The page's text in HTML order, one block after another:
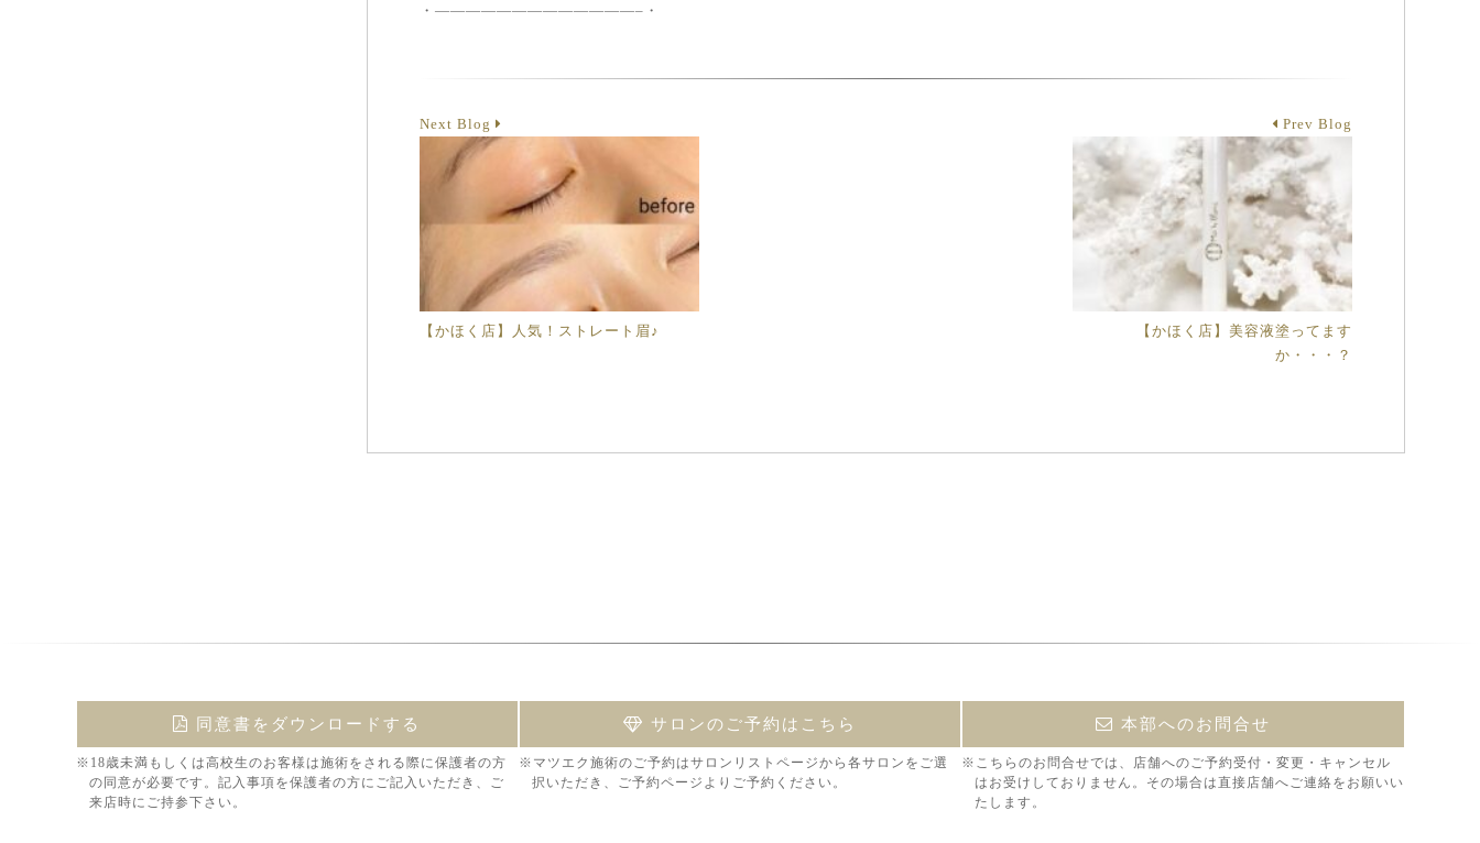
・—————————————–・
Prev Blog
【かほく店】美容液塗ってます
か・・・？
Next Blog
【かほく店】人気！ストレート眉♪
同意書をダウンロードする
※18歳未満もしくは高校生のお客様は施術をされる際に保護者の方
の同意が必要です。記入事項を保護者の方にご記入いただき、ご
来店時にご持参下さい。
サロンのご予約はこちら
※マツエク施術のご予約はサロンリストページから各サロンをご選
択いただき、ご予約ページよりご予約ください。
本部へのお問合せ
※こちらのお問合せでは、店舗へのご予約受付・変更・キャンセル
はお受けしておりません。その場合は直接店舗へご連絡をお願いい
たします。